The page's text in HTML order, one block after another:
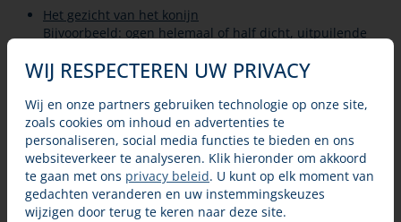
Het gezicht van het konijn
Bijvoorbeeld: ogen helemaal of half dicht, uitpuilende
gespannen (de neus lijkt spits en smal, de neusgaten
maken een V-vorm in plaats van een U-vorm), oren
plat. Verderop in dit artikel staan plaatjes met
voorbeelden: de Rabbit Grimace Scale.
Als u denkt dat uw konijn pijn heeft, ga dan naar de
dierenarts! Het is belangrijk dat hij pijnstillers krijgt die
geschikt zijn voor een konijn. Ook moet gekeken worden
waardoor het konijn pijn heeft en of daar iets aan gedaan
WIJ RESPECTEREN UW PRIVACY
Wij en onze partners gebruiken technologie op onze site,
zoals cookies om inhoud en advertenties te
personaliseren, social media functies te bieden en ons
websiteverkeer te analyseren. Klik hieronder om akkoord
te gaan met ons privacy beleid. U kunt op elk moment van
gedachten veranderen en uw instemmingskeuzes
wijzigen door terug te keren naar deze site.